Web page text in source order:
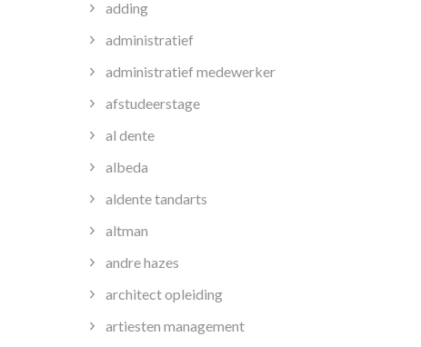
adding
administratief
administratief medewerker
afstudeerstage
al dente
albeda
aldente tandarts
altman
andre hazes
architect opleiding
artiesten management